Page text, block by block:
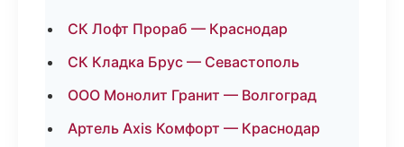
СК Лофт Прораб — Краснодар
СК Кладка Брус — Севастополь
ООО Монолит Гранит — Волгоград
Артель Axis Комфорт — Краснодар